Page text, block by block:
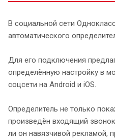
В социальной сети
автоматического
Для его подключения
определённую настройку в
соцсети на Android и iOS.
Определитель не только
произведён входящий
ли он навязчивой рекламой,